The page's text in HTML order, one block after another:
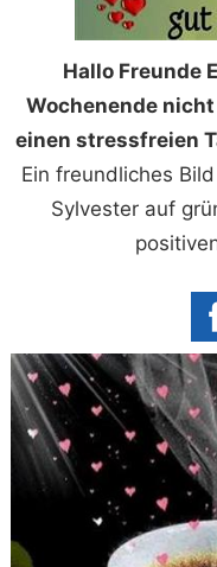
Hallo Freunde
Wochenende
einen stressfreien
Ein freundliches
Sylvester auf